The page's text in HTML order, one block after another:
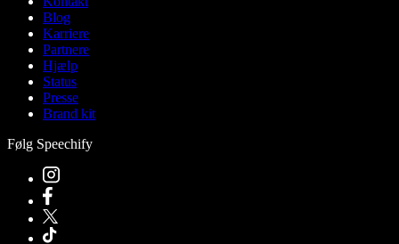
Blog
Karriere
Partnere
Hjælp
Status
Presse
Brand kit
Følg Speechify